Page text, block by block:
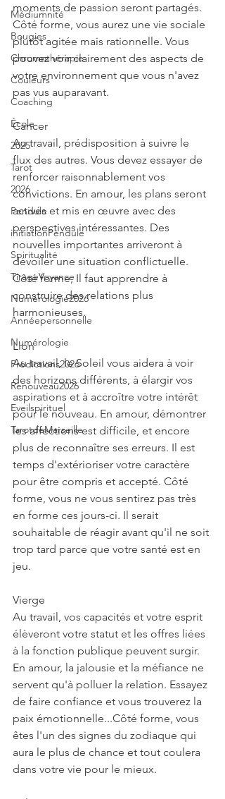
Médiumnité
Bougies
Chromothérapie
Couleurs
Coaching
École
2025
Tarot
2026
Pendule
initiationPendule
Spiritualité
TirageVoyance
Numérologie2026
Annéepersonnelle
Numérologie
Prédictions2026
Renouveau2026
Eveilspirituel
TarotdeMarseille
moments de passion seront partagés.
Côté forme, vous aurez une vie sociale
plutôt agitée mais rationnelle. Vous
pouvez voir clairement des aspects de
votre environnement que vous n'avez
pas vus auparavant.
Cancer
Au travail, prédisposition à suivre le
flux des autres. Vous devez essayer de
renforcer raisonnablement vos
convictions. En amour, les plans seront
activés et mis en œuvre avec des
perspectives intéressantes. Des
nouvelles importantes arriveront à
dévoiler une situation conflictuelle.
Côté forme, Il faut apprendre à
construire des relations plus
harmonieuses.
Lion
Au travail, le Soleil vous aidera à voir
des horizons différents, à élargir vos
aspirations et à accroître votre intérêt
pour le nouveau. En amour, démontrer
les affections est difficile, et encore
plus de reconnaître ses erreurs. Il est
temps d'extérioriser votre caractère
pour être compris et accepté. Côté
forme, vous ne vous sentirez pas très
en forme ces jours-ci. Il serait
souhaitable de réagir avant qu'il ne soit
trop tard parce que votre santé est en
jeu.
Vierge
Au travail, vos capacités et votre esprit
élèveront votre statut et les offres liées
à la fonction publique peuvent surgir.
En amour, la jalousie et la méfiance ne
servent qu'à polluer la relation. Essayez
de faire confiance et vous trouverez la
paix émotionnelle...Côté forme, vous
êtes l'un des signes du zodiaque qui
aura le plus de chance et tout coulera
dans votre vie pour le mieux.